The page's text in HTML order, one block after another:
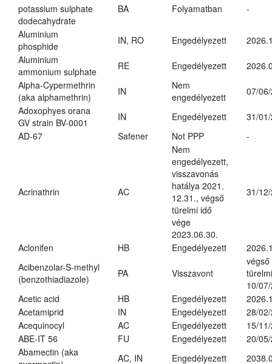
potassium sulphate
dodecahydrate
BA Folyamatban -
Aluminium
phosphide
IN, RO Engedélyezett
Aluminium
ammonium sulphate
RE Engedélyezett
Alpha-Cypermethrin
(aka alphamethrin)
IN
Nem
engedélyezett
07/
Adoxophyes orana
GV strain BV-0001
IN Engedélyezett
31/
AD-67
Safener Not PPP -
Acrinathrin AC
Nem
engedélyezett,
visszavonás
hatálya 2021.
12.31., végső
türelmi idő
vége
2023.06.30.
31/
Aclonifen HB Engedélyezett
Acibenzolar-S-methyl
(benzothiadiazole)
PA Visszavont
végső
10/
Acetic acid
HB Engedélyezett
Acetamiprid
IN Engedélyezett
28/
Acequinocyl
AC Engedélyezett
15/
ABE-IT 56
FU Engedélyezett
20/
Abamectin (aka
AC, IN Engedélyezett